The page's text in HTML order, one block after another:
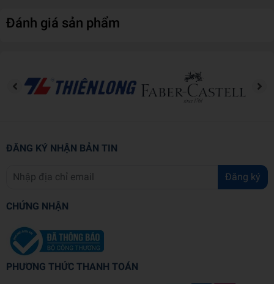
Lòng mẹ bao la: Chơi cùng nhau
Lòng mẹ bao la: Mãi yêu con
Lòng mẹ bao la: Hứa nhé, đừng quên!
Lòng mẹ bao la: Vì con là duy nhất
Lòng mẹ bao la: Khác nhau thì sao?
Đánh giá sản phẩm
ĐĂNG KÝ NHẬN BẢN TIN
Đăng ký
CHỨNG NHẬN
PHƯƠNG THỨC THANH TOÁN